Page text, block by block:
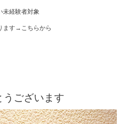
未経験者対象
ます→ こちらから
うございます